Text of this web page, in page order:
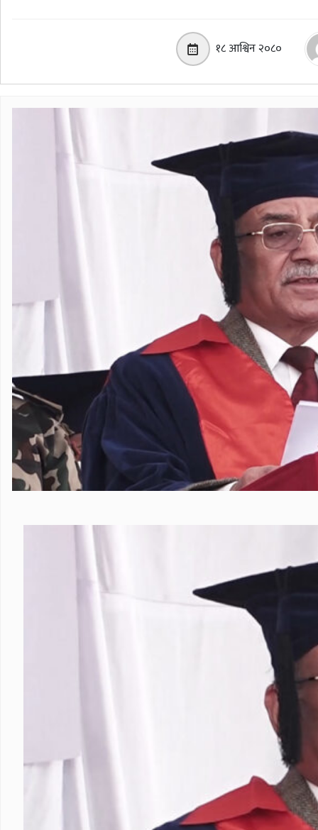
१८ आश्विन २०८०